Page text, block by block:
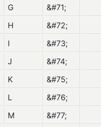
G
&#71;
H
&#72;
I
&#73;
J
&#74;
K
&#75;
L
&#76;
M
&#77;